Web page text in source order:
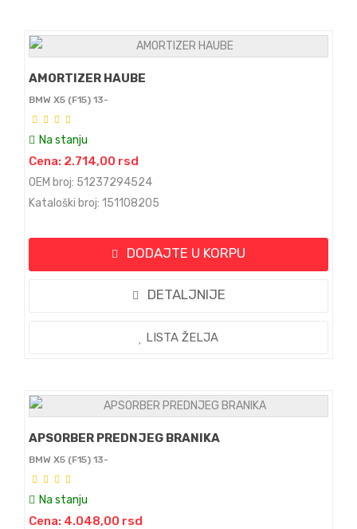
AMORTIZER HAUBE
BMW X5 (F15) 13-
Na stanju
Cena: 2.714,00 rsd
OEM broj: 51237294524
Kataloški broj: 151108205
DODAJTE U KORPU
DETALJNIJE
LISTA ŽELJA
APSORBER PREDNJEG BRANIKA
BMW X5 (F15) 13-
Na stanju
Cena: 4.048,00 rsd